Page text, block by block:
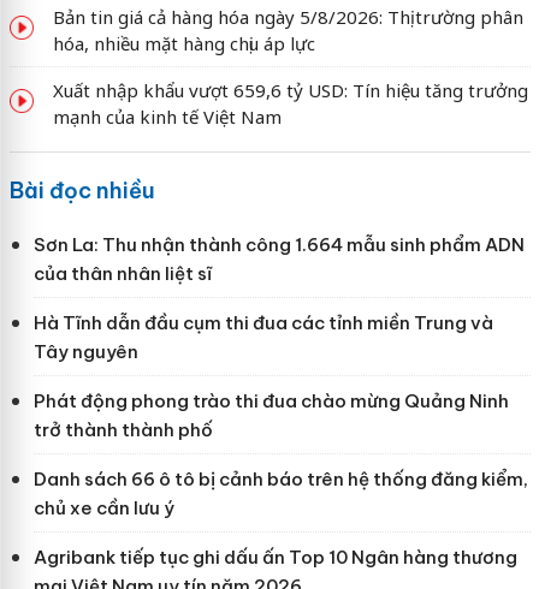
Bản tin giá cả hàng hóa ngày 5/8/2026: Thị trường phân
hóa, nhiều mặt hàng chịu áp lực
Xuất nhập khẩu vượt 659,6 tỷ USD: Tín hiệu tăng trưởng
mạnh của kinh tế Việt Nam
Bài đọc nhiều
Sơn La: Thu nhận thành công 1.664 mẫu sinh phẩm ADN
của thân nhân liệt sĩ
Hà Tĩnh dẫn đầu cụm thi đua các tỉnh miền Trung và
Tây nguyên
Phát động phong trào thi đua chào mừng Quảng Ninh
trở thành thành phố
Danh sách 66 ô tô bị cảnh báo trên hệ thống đăng kiểm,
chủ xe cần lưu ý
Agribank tiếp tục ghi dấu ấn Top 10 Ngân hàng thương